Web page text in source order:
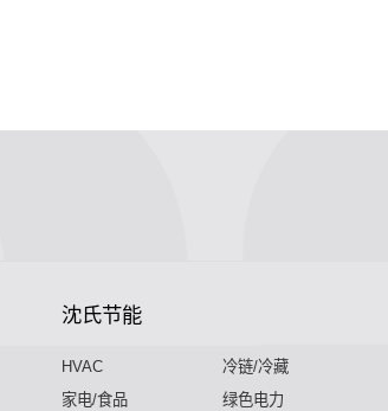
沈氏节能
HVAC
冷链/冷藏
家电/食品
绿色电力